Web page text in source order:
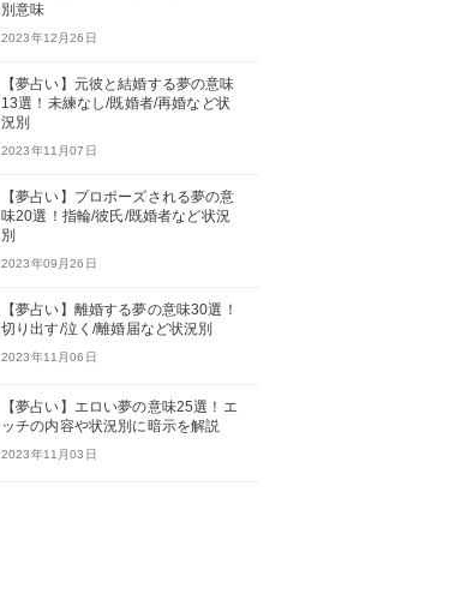
別意味
2023年12月26日
【夢占い】元彼と結婚する夢の意味
13選！未練なし/既婚者/再婚など状
況別
2023年11月07日
【夢占い】プロポーズされる夢の意
味20選！指輪/彼氏/既婚者など状況
別
2023年09月26日
【夢占い】離婚する夢の意味30選！
切り出す/泣く/離婚届など状況別
2023年11月06日
【夢占い】エロい夢の意味25選！エ
ッチの内容や状況別に暗示を解説
2023年11月03日